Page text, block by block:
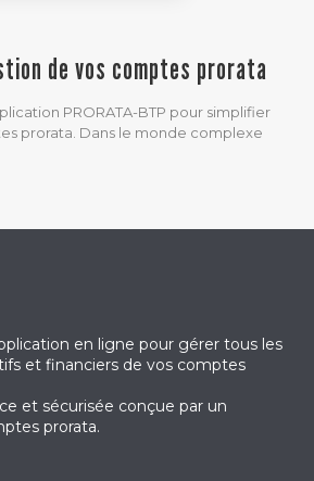
de vos comptes prorata
PRORATA-BTP pour simplifier
prorata. Dans le monde complexe
en ligne pour gérer tous les
et financiers de vos comptes
et sécurisée conçue par un
prorata.